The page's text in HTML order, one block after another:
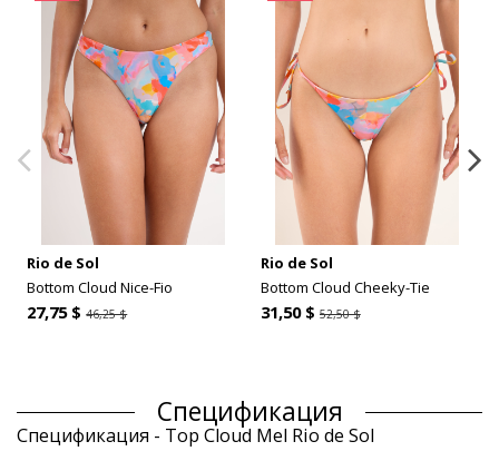
Rio de Sol
Bottom Cloud Nice-Fio
27,75 $46,25 $
Rio de Sol
Bottom Cloud Cheeky-Tie
31,50 $ 52,50 $
Спецификация
Спецификация - Top Cloud Mel Rio de Sol